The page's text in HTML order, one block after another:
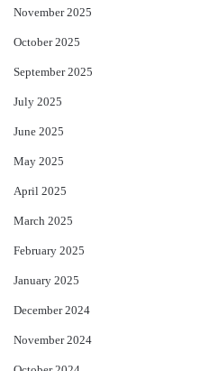
November 2025
October 2025
September 2025
July 2025
June 2025
May 2025
April 2025
March 2025
February 2025
January 2025
December 2024
November 2024